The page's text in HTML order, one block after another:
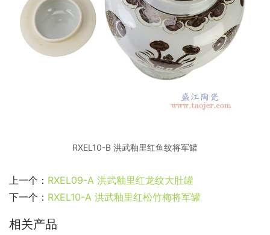
RXEL10-B 洪武釉里红鱼纹将军罐
上一个： RXEL09-A 洪武釉里红龙纹大肚罐
下一个： RXEL10-A 洪武釉里红松竹梅将军罐
相关产品